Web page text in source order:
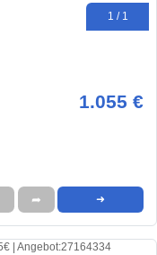
1 / 1
1.055 €
➦ ➜